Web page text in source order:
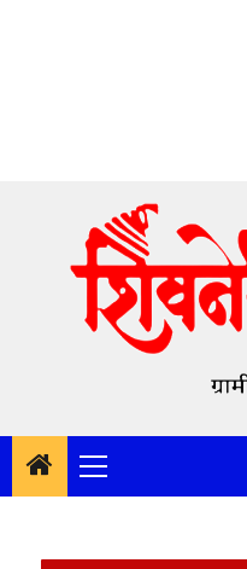
content
Primary
Menu